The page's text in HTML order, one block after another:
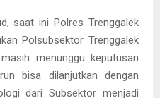
saat ini Polres Trenggalek
Polsubsektor Trenggalek
menunggu keputusan
bisa dilanjutkan dengan
dari Subsektor menjadi